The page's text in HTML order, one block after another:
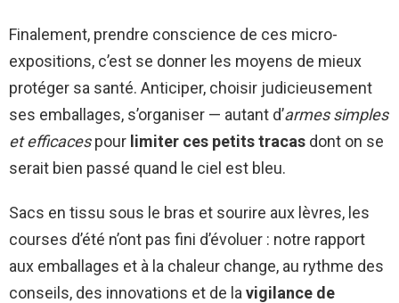
Finalement, prendre conscience de ces micro-
expositions, c’est se donner les moyens de mieux
protéger sa santé. Anticiper, choisir judicieusement
ses emballages, s’organiser — autant d’armes simples
et efficacespour limiter ces petits tracas dont on se
serait bien passé quand le ciel est bleu.
Sacs en tissu sous le bras et sourire aux lèvres, les
courses d’été n’ont pas fini d’évoluer : notre rapport
aux emballages et à la chaleur change, au rythme des
conseils, des innovations et de la vigilance de